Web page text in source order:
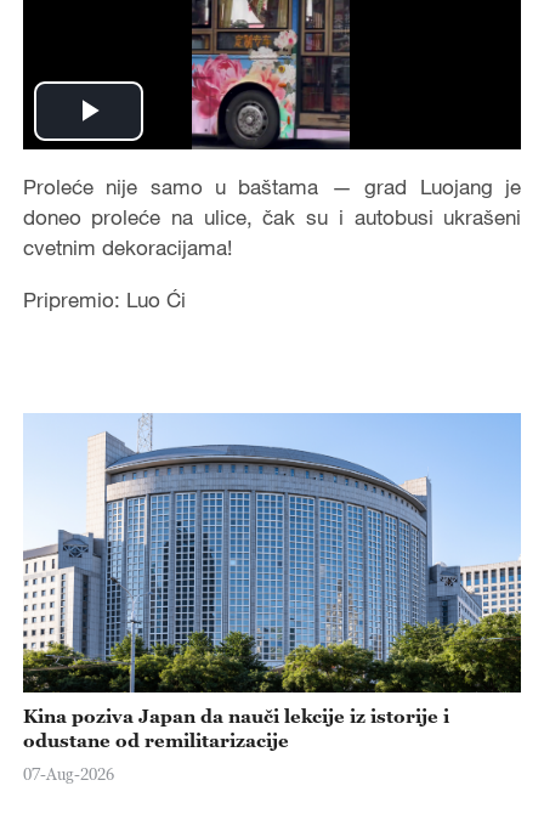
Play
Video
Proleće nije samo u baštama — grad Luojang je
doneo proleće na ulice, čak su i autobusi ukrašeni
cvetnim dekoracijama!
Pripremio: Luo Ći
Kina poziva Japan da nauči lekcije iz istorije i
odustane od remilitarizacije
07-Aug-2026